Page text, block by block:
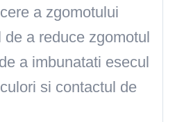
a zgomotului
de a reduce zgomotul
a imbunatati esecul
si contactul de